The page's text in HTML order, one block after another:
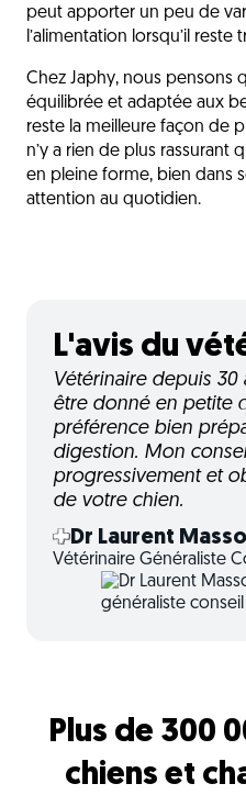
peut apporter un peu de
l’alimentation lorsqu’il reste
Chez Japhy, nous pensons
équilibrée et adaptée aux
reste la meilleure façon de
n’y a rien de plus
en pleine forme, bien dans
attention au quotidien.
L'avis du
Vétérinaire depuis
être donné en petite
préférence bien
digestion. Mon
progressivement et
de votre chien.
Dr Laurent
Vétérinaire Généraliste
Plus de 300
chiens et